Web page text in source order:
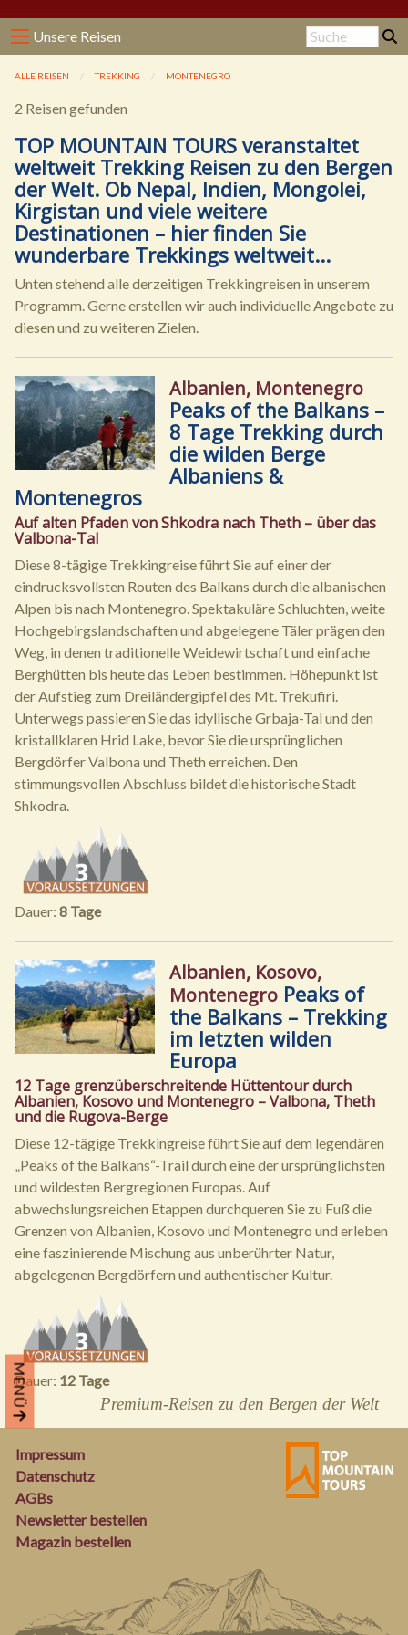
Unsere Reisen
MENÜ
ALLE REISEN TREKKING MONTENEGRO
2 Reisen gefunden
TOP MOUNTAIN TOURS veranstaltet
weltweit Trekking Reisen zu den Bergen
der Welt. Ob Nepal, Indien, Mongolei,
Kirgistan und viele weitere
Destinationen – hier finden Sie
wunderbare Trekkings weltweit...
Unten stehend alle derzeitigen Trekkingreisen in unserem
Programm. Gerne erstellen wir auch individuelle Angebote zu
diesen und zu weiteren Zielen.
Albanien, Montenegro
Peaks of the Balkans –
8 Tage Trekking durch
die wilden Berge
Albaniens &
Montenegros
Auf alten Pfaden von Shkodra nach Theth – über das
Valbona-Tal
Diese 8-tägige Trekkingreise führt Sie auf einer der
eindrucksvollsten Routen des Balkans durch die albanischen
Alpen bis nach Montenegro. Spektakuläre Schluchten, weite
Hochgebirgslandschaften und abgelegene Täler prägen den
Weg, in denen traditionelle Weidewirtschaft und einfache
Berghütten bis heute das Leben bestimmen. Höhepunkt ist
der Aufstieg zum Dreiländergipfel des Mt. Trekufiri.
Unterwegs passieren Sie das idyllische Grbaja-Tal und den
kristallklaren Hrid Lake, bevor Sie die ursprünglichen
Bergdörfer Valbona und Theth erreichen. Den
stimmungsvollen Abschluss bildet die historische Stadt
Shkodra.
Dauer: 8 Tage
Albanien, Kosovo,
Montenegro Peaks of
the Balkans – Trekking
im letzten wilden
Europa
12 Tage grenzüberschreitende Hüttentour durch
Albanien, Kosovo und Montenegro – Valbona, Theth
und die Rugova-Berge
Diese 12-tägige Trekkingreise führt Sie auf dem legendären
„Peaks of the Balkans“-Trail durch eine der ursprünglichsten
und wildesten Bergregionen Europas. Auf
abwechslungsreichen Etappen durchqueren Sie zu Fuß die
Grenzen von Albanien, Kosovo und Montenegro und erleben
eine faszinierende Mischung aus unberührter Natur,
abgelegenen Bergdörfern und authentischer Kultur.
Dauer: 12 Tage
Premium-Reisen zu den Bergen der Welt
Impressum
Datenschutz
AGBs
Newsletter bestellen
Magazin bestellen